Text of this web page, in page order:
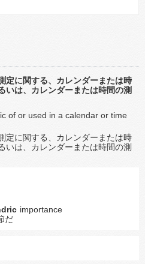
定に関する、カレンダーまたは時
いは、カレンダーまたは時間の測
of or used in a calendar or time
定に関する、カレンダーまたは時
いは、カレンダーまたは時間の測
importance
だ